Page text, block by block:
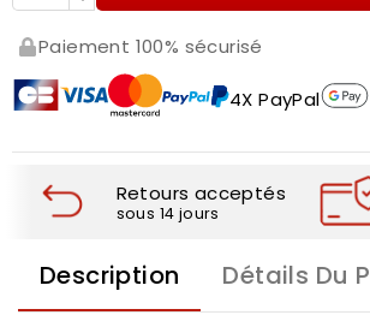
Paiement 100% sécurisé
4X PayPal
Retours acceptés
sous 14 jours
Description Détails Du